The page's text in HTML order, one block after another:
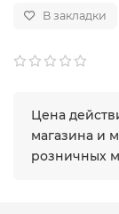
В закладки
Цена
магазина и
розничных